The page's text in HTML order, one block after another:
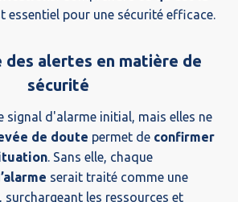
essentiel pour une sécurité efficace.
des alertes en matière de
sécurité
signal d'alarme initial, mais elles ne
de doute permet de confirmer
. Sans elle, chaque
serait traité comme une
surchargeant les ressources et